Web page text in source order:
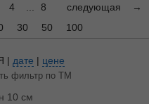
4 8 следующая
→
30 50 100
| дате | цене
фильтр по ТМ
10 см